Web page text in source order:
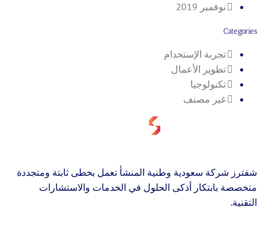
نوفمبر 2019
Categories
تجربة الإستخدام
تطوير الأعمال
تكنولوجيا
غير مصنف
شفترز شركة سعودية وطنية المنشأ تعمل بخطى ثابتة ومتجددة
متخصصة بابتكار أذكى الحلول في الخدمات والاستشارات
التقنية.